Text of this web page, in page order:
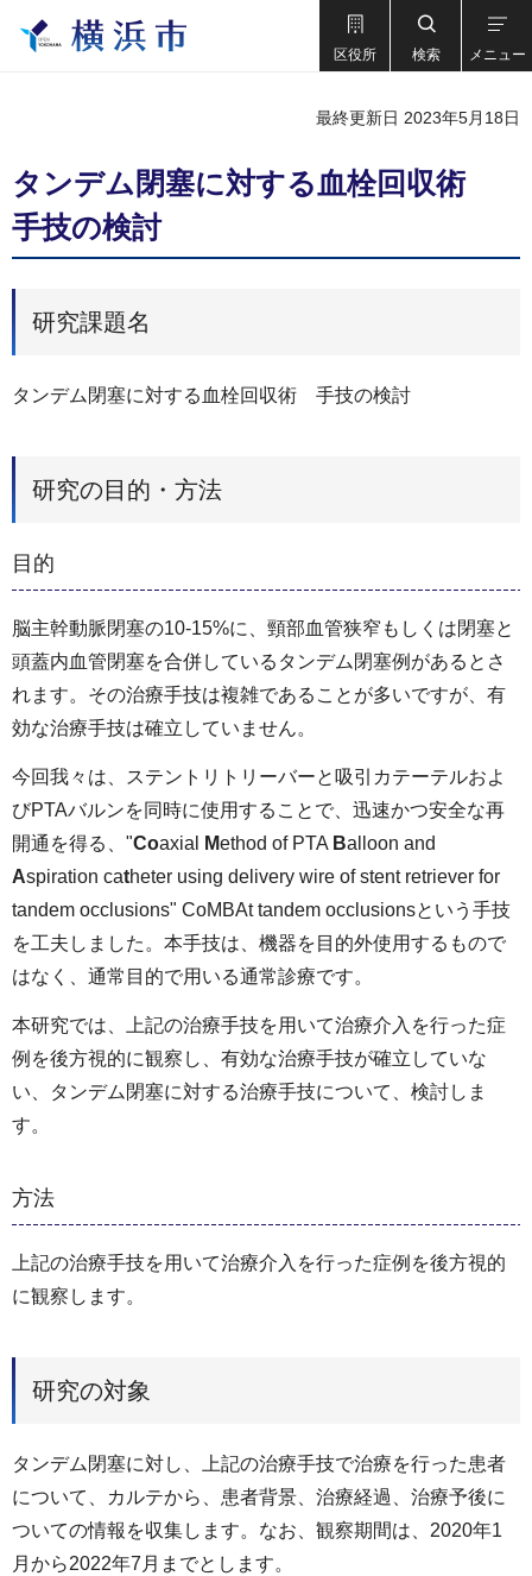
区役所 検索 メニュー
最終更新日 2023年5月18日
タンデム閉塞に対する血栓回収術
手技の検討
研究課題名
タンデム閉塞に対する血栓回収術 手技の検討
研究の目的・方法
目的
脳主幹動脈閉塞の10-15%に、頸部血管狭窄もしくは閉塞と
頭蓋内血管閉塞を合併しているタンデム閉塞例があるとさ
れます。その治療手技は複雑であることが多いですが、有
効な治療手技は確立していません。
今回我々は、ステントリトリーバーと吸引カテーテルおよ
びPTAバルンを同時に使用することで、迅速かつ安全な再
開通を得る、"Coaxial Method of PTA Balloon and
Aspiration catheter using delivery wire of stent retriever for
tandem occlusions" CoMBAt tandem occlusionsという手技
を工夫しました。本手技は、機器を目的外使用するもので
はなく、通常目的で用いる通常診療です。
本研究では、上記の治療手技を用いて治療介入を行った症
例を後方視的に観察し、有効な治療手技が確立していな
い、タンデム閉塞に対する治療手技について、検討しま
す。
方法
上記の治療手技を用いて治療介入を行った症例を後方視的
に観察します。
研究の対象
タンデム閉塞に対し、上記の治療手技で治療を行った患者
について、カルテから、患者背景、治療経過、治療予後に
ついての情報を収集します。なお、観察期間は、2020年1
月から2022年7月までとします。